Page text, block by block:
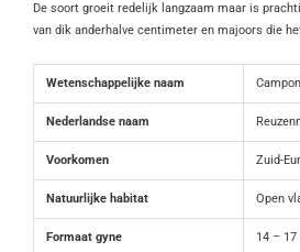
De soort groeit redelijk langzaam maar is
van dik anderhalve centimeter en majoors die
Wetenschappelijke naam
Nederlandse naam
Voorkomen Zuid-
Natuurlijke habitat Open
Formaat gyne 14 – 17